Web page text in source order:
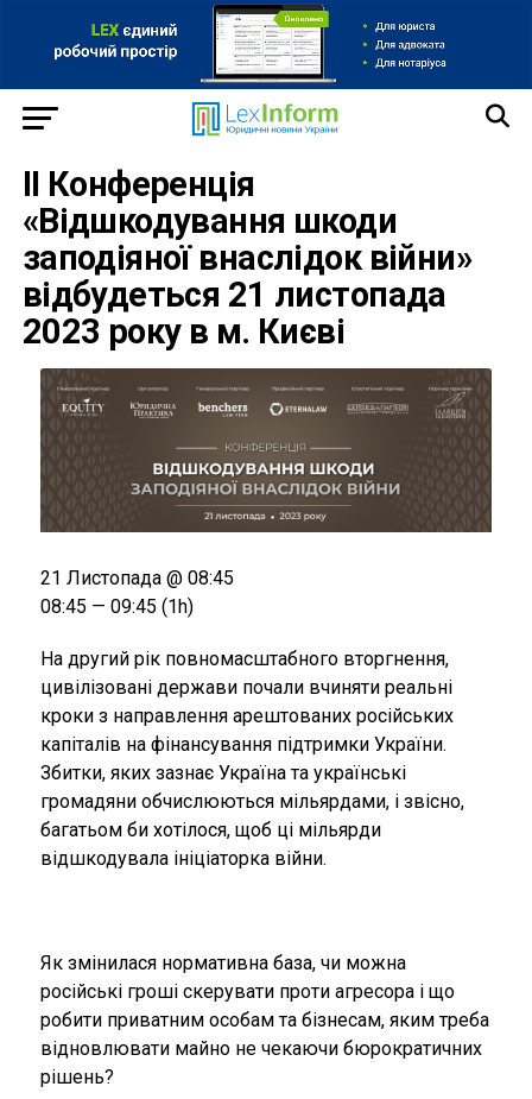
II Конференція
«Відшкодування шкоди
заподіяної внаслідок війни»
відбудеться 21 листопада
2023 року в м. Києві
На другий рік повномасштабного вторгнення,
цивілізовані держави почали вчиняти реальні
кроки з направлення арештованих російських
капіталів на фінансування підтримки України.
Збитки, яких зазнає Україна та українські
громадяни обчислюються мільярдами, і звісно,
багатьом би хотілося, щоб ці мільярди
відшкодувала ініціаторка війни.
Як змінилася нормативна база, чи можна
російські гроші скерувати проти агресора і що
робити приватним особам та бізнесам, яким треба
відновлювати майно не чекаючи бюрократичних
рішень?
21 Листопада @ 08:45
08:45 — 09:45 (1h)